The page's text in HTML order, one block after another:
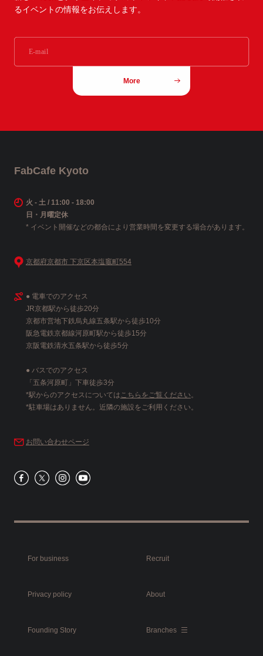
るイベントの情報をお伝えします。
More
FabCafe Kyoto
火 - 土 / 11:00 - 18:00
日・月曜定休
* イベント開催などの都合により営業時間を変更する場合があります。
京都府京都市 下京区本塩竈町554
● 電車でのアクセス
JR京都駅から徒歩20分
京都市営地下鉄烏丸線五条駅から徒歩10分
阪急電鉄京都線河原町駅から徒歩15分
京阪電鉄清水五条駅から徒歩5分
● バスでのアクセス
「五条河原町」下車徒歩3分
*駅からのアクセスについてはこちらをご覧ください。
*駐車場はありません。近隣の施設をご利用ください。
お問い合わせページ
For business Recruit
Privacy policy About
Founding Story Branches